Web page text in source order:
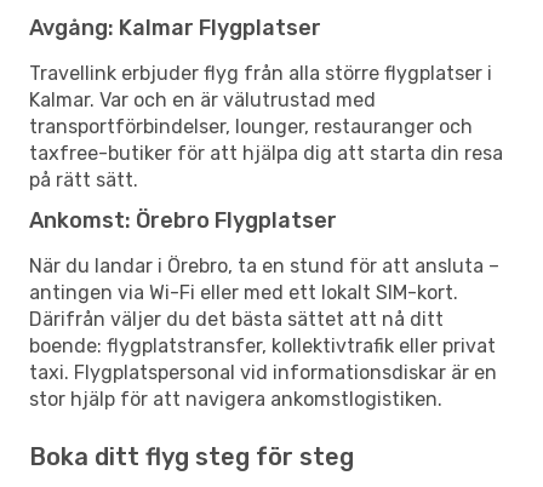
Avgång: Kalmar Flygplatser
Travellink erbjuder flyg från alla större flygplatser i
Kalmar. Var och en är välutrustad med
transportförbindelser, lounger, restauranger och
taxfree-butiker för att hjälpa dig att starta din resa
på rätt sätt.
Ankomst: Örebro Flygplatser
När du landar i Örebro, ta en stund för att ansluta –
antingen via Wi-Fi eller med ett lokalt SIM-kort.
Därifrån väljer du det bästa sättet att nå ditt
boende: flygplatstransfer, kollektivtrafik eller privat
taxi. Flygplatspersonal vid informationsdiskar är en
stor hjälp för att navigera ankomstlogistiken.
Boka ditt flyg steg för steg